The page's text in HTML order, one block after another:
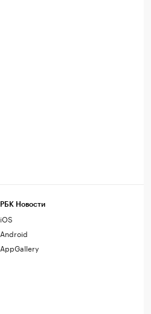
РБК Новости
iOS
Android
AppGallery